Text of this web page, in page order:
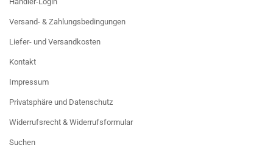
Versand- & Zahlungsbedingungen
Liefer- und Versandkosten
Kontakt
Impressum
Privatsphäre und Datenschutz
Widerrufsrecht & Widerrufsformular
Suchen